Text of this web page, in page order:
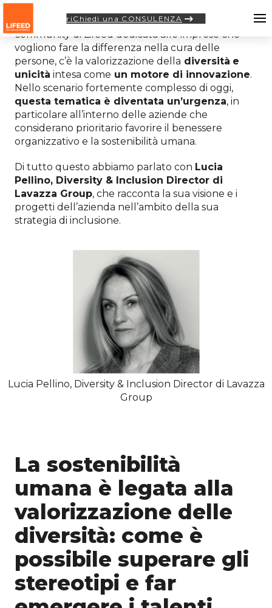
riChiedi una CONSULENZA
Tra i principi fondanti diCaring Company
community di Lifeed dedicata alle imprese che
vogliono fare la differenza nella cura delle
persone, c’è la valorizzazione della diversità e
unicità intesa come un motore di innovazione.
Nello scenario fortemente complesso di oggi,
questa tematica è diventata un’urgenza, in
particolare all’interno delle aziende che
considerano prioritario favorire il benessere
organizzativo e la sostenibilità umana.
Di tutto questo abbiamo parlato con Lucia
Pellino, Diversity & Inclusion Director di
Lavazza Group, che racconta la sua visione e i
progetti dell’azienda nell’ambito della sua
strategia di inclusione.
Lucia Pellino, Diversity & Inclusion Director di Lavazza
Group
La sostenibilità
umana è legata alla
valorizzazione delle
diversità: come è
possibile superare gli
stereotipi e far